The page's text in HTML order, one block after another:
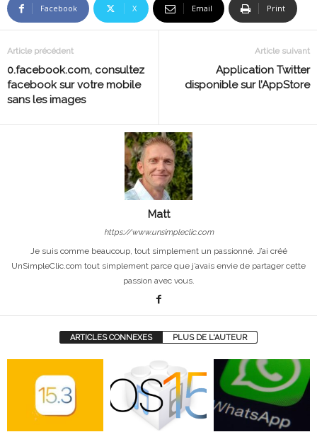
Facebook X Email Print
Article précédent
0.facebook.com, consultez
facebook sur votre mobile
sans les images
Article suivant
Application Twitter
disponible sur l’AppStore
Matt
https://www.unsimpleclic.com
Je suis comme beaucoup, tout simplement un passionné. J’ai créé
UnSimpleClic.com tout simplement parce que j’avais envie de partager cette
passion avec vous.
ARTICLES CONNEXES PLUS DE L'AUTEUR